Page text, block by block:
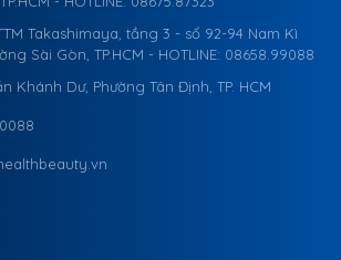
Takashimaya, tầng 3 - số 92-94 Nam Kì
Sài Gòn, TP.HCM - HOTLINE: 08658.99088
Khánh Dư, Phường Tân Định, TP. HCM